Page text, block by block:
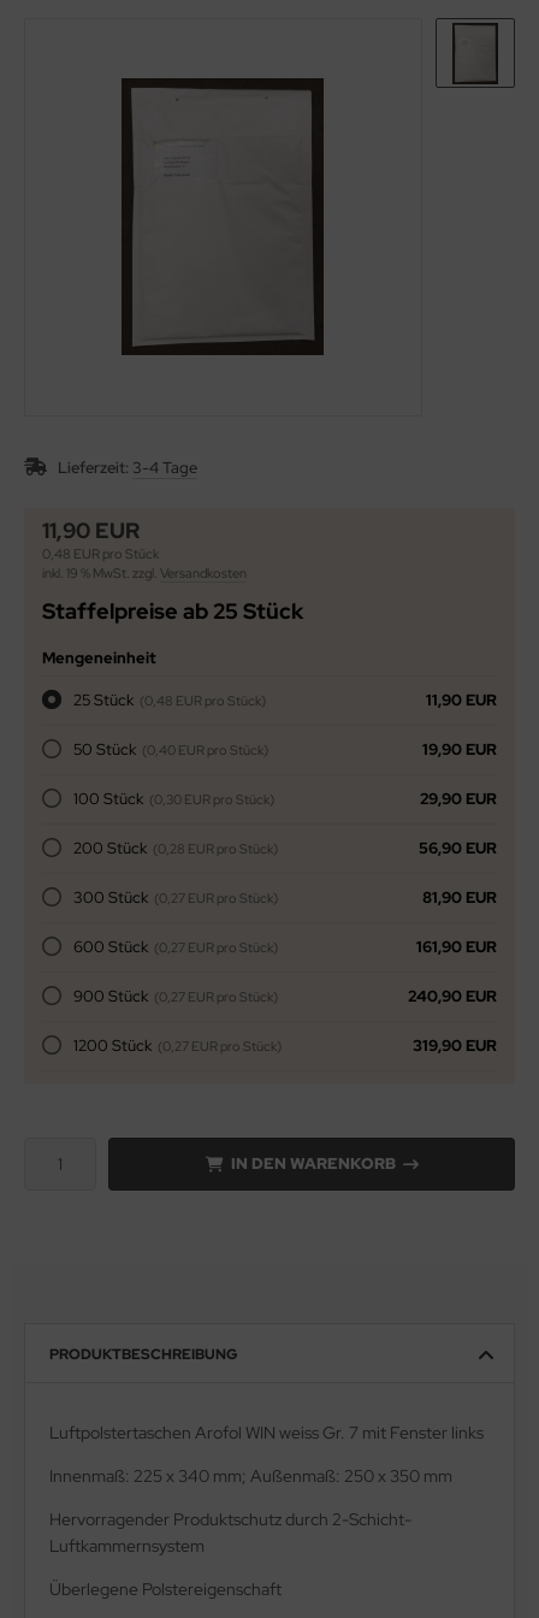
Lieferzeit: 3-4 Tage
11,90 EUR
0,48 EUR pro Stück
inkl. 19 % MwSt. zzgl. Versandkosten
Staffelpreise ab 25 Stück
Mengeneinheit
25 Stück (0,48 EUR pro Stück) 11,90 EUR
50 Stück (0,40 EUR pro Stück) 19,90 EUR
100 Stück (0,30 EUR pro Stück) 29,90 EUR
200 Stück (0,28 EUR pro Stück) 56,90 EUR
300 Stück (0,27 EUR pro Stück) 81,90 EUR
600 Stück (0,27 EUR pro Stück) 161,90 EUR
900 Stück (0,27 EUR pro Stück) 240,90 EUR
1200 Stück (0,27 EUR pro Stück) 319,90 EUR
IN DEN WARENKORB
PRODUKTBESCHREIBUNG
Luftpolstertaschen Arofol WIN weiss Gr. 7 mit Fenster links
Innenmaß: 225 x 340 mm; Außenmaß: 250 x 350 mm
Hervorragender Produktschutz durch 2-Schicht-
Luftkammernsystem
Überlegene Polstereigenschaft